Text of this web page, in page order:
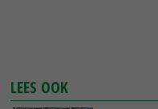
LEES OOK